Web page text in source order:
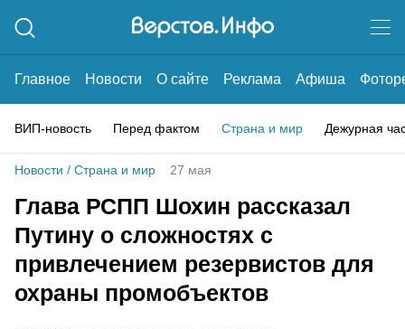
Главное Новости О сайте Реклама Афиша
ВИП-новость Перед фактом Страна и мир Дежурная
Новости / Страна и мир 27 мая
Глава РСПП Шохин рассказал
Путину о сложностях с
привлечением резервистов для
охраны промобъектов